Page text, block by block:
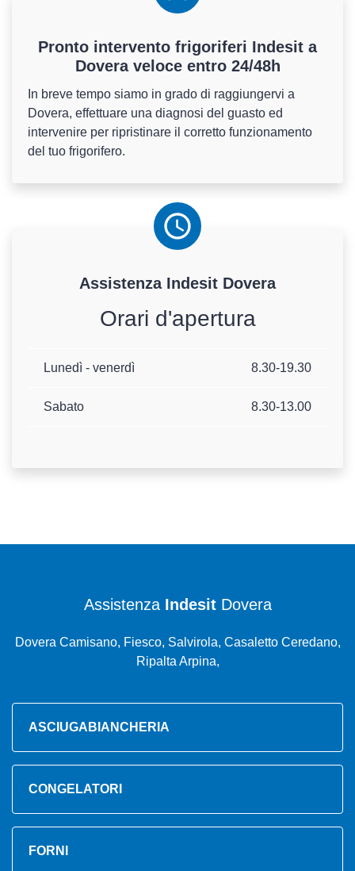
Pronto intervento frigoriferi Indesit a
Dovera veloce entro 24/48h
In breve tempo siamo in grado di raggiungervi a
Dovera, effettuare una diagnosi del guasto ed
intervenire per ripristinare il corretto funzionamento
del tuo frigorifero.
Assistenza Indesit Dovera
Orari d'apertura
Lunedì - venerdì 8.30-19.30
Sabato 8.30-13.00
Assistenza IndesitDovera
Dovera Camisano, Fiesco, Salvirola, Casaletto Ceredano,
Ripalta Arpina,
ASCIUGABIANCHERIA
CONGELATORI
FORNI